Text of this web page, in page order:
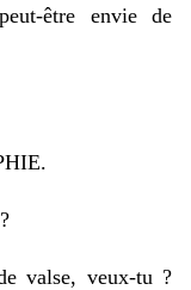
être envie de
valse, veux-tu ?